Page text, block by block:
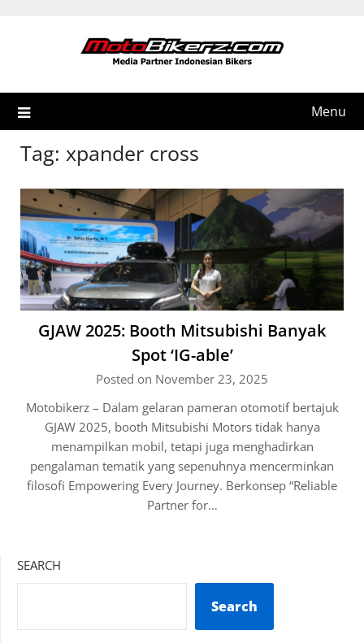
Menu
Tag: xpander cross
GJAW 2025: Booth Mitsubishi Banyak
Spot ‘IG-able’
Posted on November 23, 2025
Motobikerz – Dalam gelaran pameran otomotif bertajuk
GJAW 2025, booth Mitsubishi Motors tidak hanya
menampilkan mobil, tetapi juga menghadirkan
pengalaman tematik yang sepenuhnya mencerminkan
filosofi Empowering Every Journey. Berkonsep “Reliable
Partner for…
SEARCH
Search